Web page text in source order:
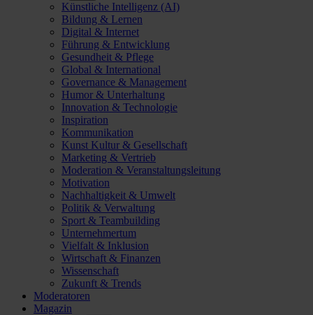
Künstliche Intelligenz (AI)
Bildung & Lernen
Digital & Internet
Führung & Entwicklung
Gesundheit & Pflege
Global & International
Governance & Management
Humor & Unterhaltung
Innovation & Technologie
Inspiration
Kommunikation
Kunst Kultur & Gesellschaft
Marketing & Vertrieb
Moderation & Veranstaltungsleitung
Motivation
Nachhaltigkeit & Umwelt
Politik & Verwaltung
Sport & Teambuilding
Unternehmertum
Vielfalt & Inklusion
Wirtschaft & Finanzen
Wissenschaft
Zukunft & Trends
Moderatoren
Magazin